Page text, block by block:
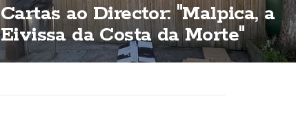
Cartas ao Director: "Malpica, a
Eivissa da Costa da Morte"